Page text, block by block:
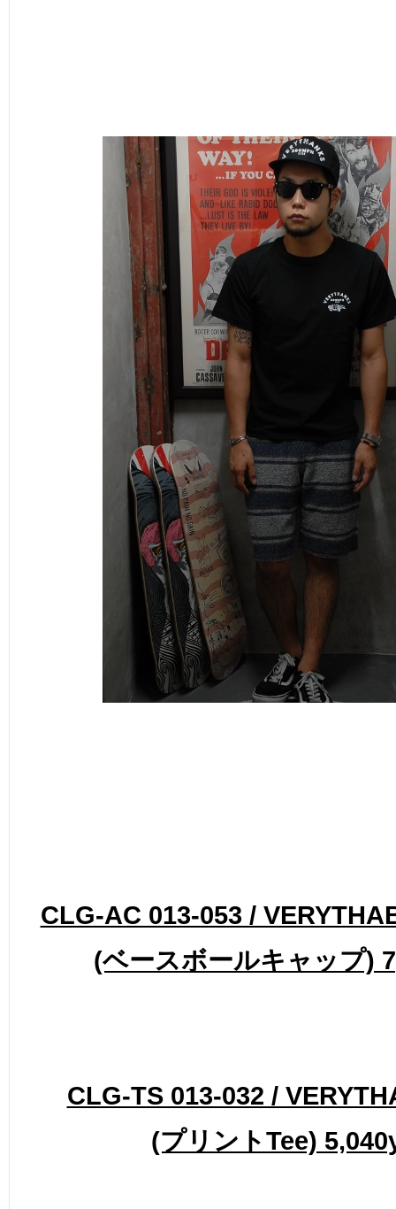
CLG-AC 013-053 /
(ベースボールキャップ)
CLG-TS 013-032 /
(プリントTee)